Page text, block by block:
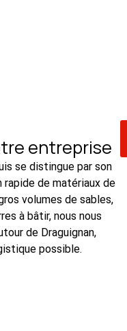
entreprise
se distingue par son
de matériaux de
volumes de sables,
à bâtir, nous nous
de Draguignan,
possible.